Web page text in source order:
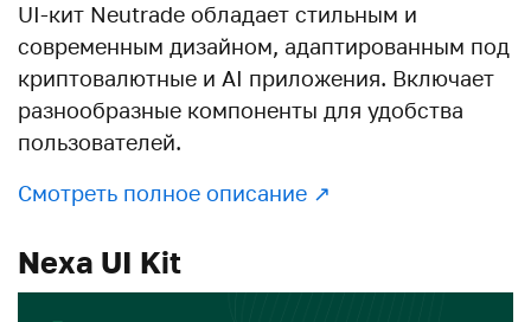
UI-кит Neutrade обладает стильным и
современным дизайном, адаптированным под
криптовалютные и AI приложения. Включает
разнообразные компоненты для удобства
пользователей.
Смотреть полное описание ↗︎
Nexa UI Kit